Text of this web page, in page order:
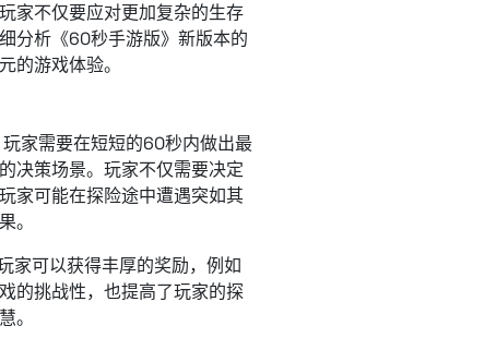
家不仅要应对更加复杂的生存
分析《60秒手游版》新版本的
的游戏体验。
家需要在短短的60秒内做出最
决策场景。玩家不仅需要决定
家可能在探险途中遭遇突如其
。
家可以获得丰厚的奖励，例如
的挑战性，也提高了玩家的探
。